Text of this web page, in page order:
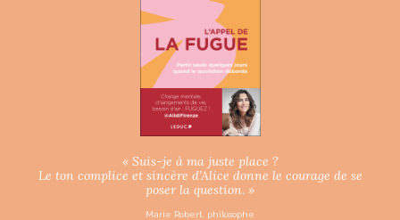
« Suis-je à ma juste place ?
Le ton complice et sincère d’Alice donne le courage de se
poser la question. »
Marie Robert, philosophe